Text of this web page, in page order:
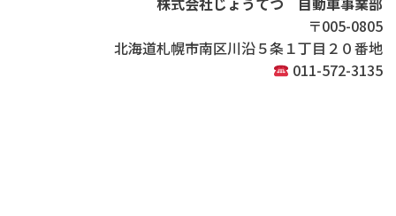
〒005-0805
北海道札幌市南区川沿５条１丁目２０番地
011-572-3135